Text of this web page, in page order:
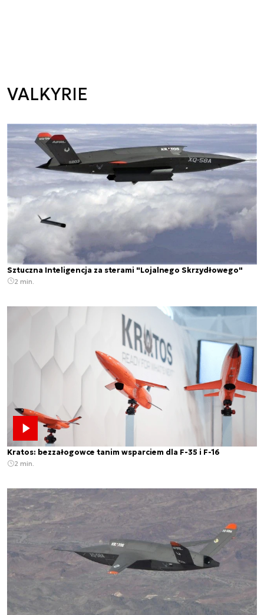
VALKYRIE
Sztuczna Inteligencja za sterami "Lojalnego Skrzydłowego"
2 min.
Kratos: bezzałogowce tanim wsparciem dla F-35 i F-16
2 min.